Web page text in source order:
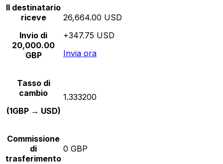
Il destinatario
riceve
Invio di
20,000.00
GBP
26,664.00 USD
+347.75 USD
Invia ora
Tasso di
cambio
(1GBP → USD)
1.333200
Commissione
di
trasferimento
0 GBP